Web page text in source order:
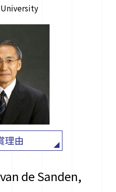
わせ先
区不老町
・コンプレックス4F
u.ac.jp
理由
de Sanden,